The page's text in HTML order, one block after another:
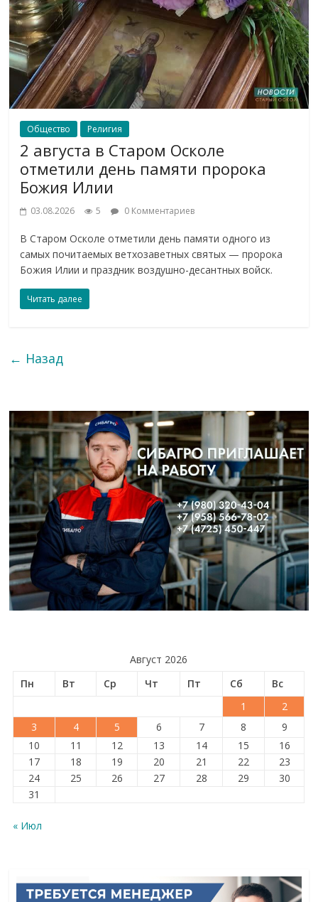
Общество Религия
2 августа в Старом Осколе
отметили день памяти пророка
Божия Илии
03.08.2026 5 0 Комментариев
В Старом Осколе отметили день памяти одного из
самых почитаемых ветхозаветных святых — пророка
Божия Илии и праздник воздушно-десантных войск.
Читать далее
← Назад
Август 2026
Пн
Вт Ср Чт Пт Сб
Вс
1
2
3
4 5 6 7 8
9
10
11 12 13 14 15
16
17
18 19 20 21 22
23
24
25 26 27 28 29
30
31
« Июл